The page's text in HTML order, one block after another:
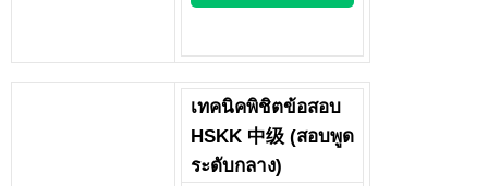
เทคนิคพิชิตข้อสอบ
HSKK 中级 (สอบพูด
ระดับกลาง)